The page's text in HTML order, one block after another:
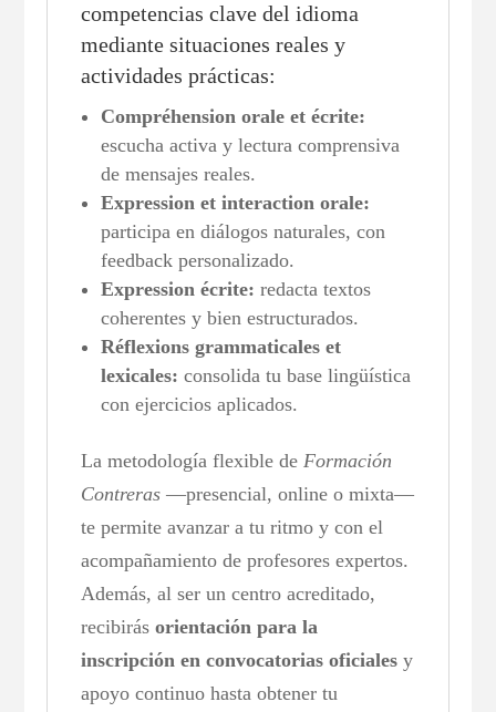
competencias clave del idioma
mediante situaciones reales y
actividades prácticas:
Compréhension orale et écrite:
escucha activa y lectura comprensiva
de mensajes reales.
Expression et interaction orale:
participa en diálogos naturales, con
feedback personalizado.
Expression écrite: redacta textos
coherentes y bien estructurados.
Réflexions grammaticales et
lexicales: consolida tu base lingüística
con ejercicios aplicados.
La metodología flexible deFormación
Contreras —presencial, online o mixta—
te permite avanzar a tu ritmo y con el
acompañamiento de profesores expertos.
Además, al ser un centro acreditado,
recibirásorientación para la
inscripción en convocatorias oficiales y
apoyo continuo hasta obtener tu